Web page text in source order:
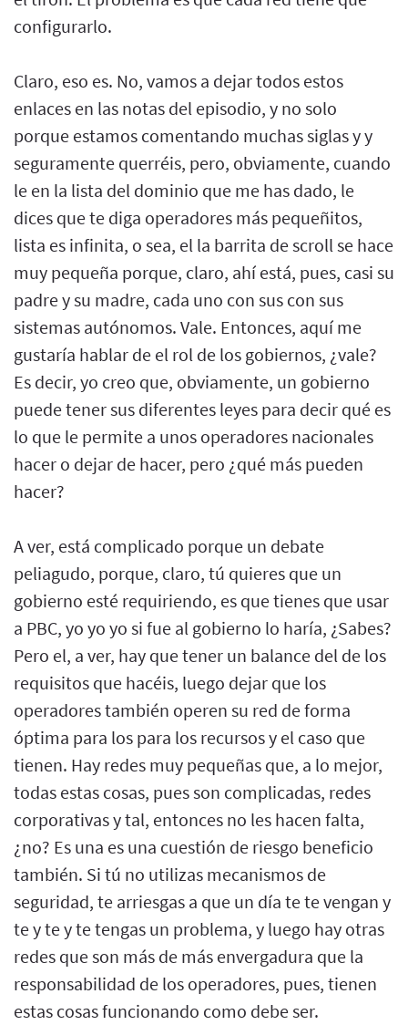
configurarlo.
Claro, eso es. No, vamos a dejar todos estos
enlaces en las notas del episodio, y no solo
porque estamos comentando muchas siglas y y
seguramente querréis, pero, obviamente, cuando
le en la lista del dominio que me has dado, le
dices que te diga operadores más pequeñitos,
lista es infinita, o sea, el la barrita de scroll se hace
muy pequeña porque, claro, ahí está, pues, casi su
padre y su madre, cada uno con sus con sus
sistemas autónomos. Vale. Entonces, aquí me
gustaría hablar de el rol de los gobiernos, ¿vale?
Es decir, yo creo que, obviamente, un gobierno
puede tener sus diferentes leyes para decir qué es
lo que le permite a unos operadores nacionales
hacer o dejar de hacer, pero ¿qué más pueden
hacer?
A ver, está complicado porque un debate
peliagudo, porque, claro, tú quieres que un
gobierno esté requiriendo, es que tienes que usar
a PBC, yo yo yo si fue al gobierno lo haría, ¿Sabes?
Pero el, a ver, hay que tener un balance del de los
requisitos que hacéis, luego dejar que los
operadores también operen su red de forma
óptima para los para los recursos y el caso que
tienen. Hay redes muy pequeñas que, a lo mejor,
todas estas cosas, pues son complicadas, redes
corporativas y tal, entonces no les hacen falta,
¿no? Es una es una cuestión de riesgo beneficio
también. Si tú no utilizas mecanismos de
seguridad, te arriesgas a que un día te te vengan y
te y te y te tengas un problema, y luego hay otras
redes que son más de más envergadura que la
responsabilidad de los operadores, pues, tienen
estas cosas funcionando como debe ser.